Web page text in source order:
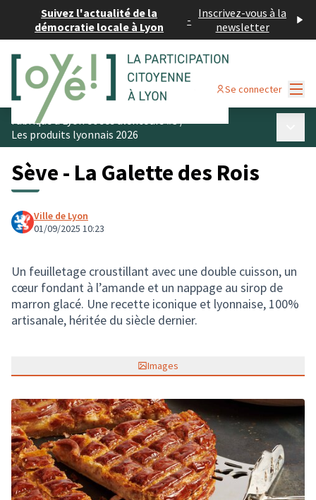
Suivez l'actualité de la
démocratie locale à Lyon
- Inscrivez-vous à la
newsletter
Se connecter
Fabriqué à Lyon et ses alentours #3/
Les produits lyonnais 2026
Sève - La Galette des Rois
Ville de Lyon
01/09/2025 10:23
Un feuilletage croustillant avec une double cuisson, un
cœur fondant à l’amande et un nappage au sirop de
marron glacé. Une recette iconique et lyonnaise, 100%
artisanale, héritée du siècle dernier.
Images